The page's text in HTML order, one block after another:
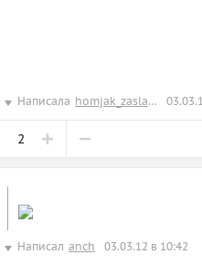
Написала homjak_zaslanec
2
Написал anch 03.03.12 в 10:42